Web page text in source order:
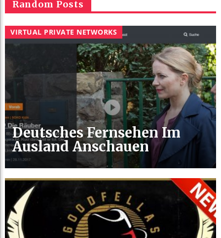
Random Posts
VIRTUAL PRIVATE NETWORKS
Deutsches Fernsehen Im
Ausland Anschauen